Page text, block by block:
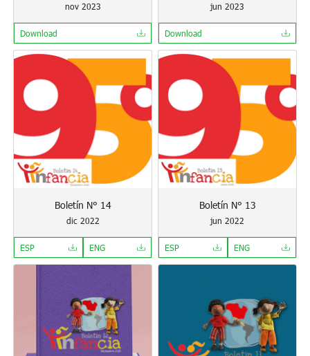
nov 2023
Download
jun 2023
Download
Boletín N° 14
dic 2022
ESP ENG
Boletín N° 13
jun 2022
ESP ENG